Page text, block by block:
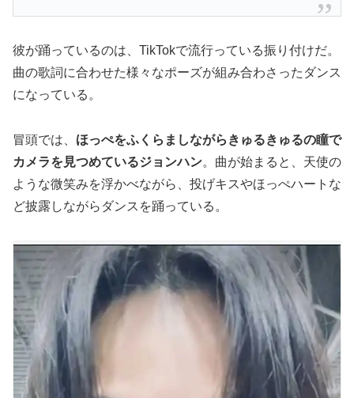
彼が踊っているのは、TikTokで流行っている振り付けだ。
曲の歌詞に合わせた様々なポーズが組み合わさったダンス
になっている。
冒頭では、 ほっぺをふくらましながらきゅるきゅるの瞳で
カメラを見つめているジョンハン。曲が始まると、天使の
ような微笑みを浮かべながら、投げキスやほっぺハートな
ど披露しながらダンスを踊っている。